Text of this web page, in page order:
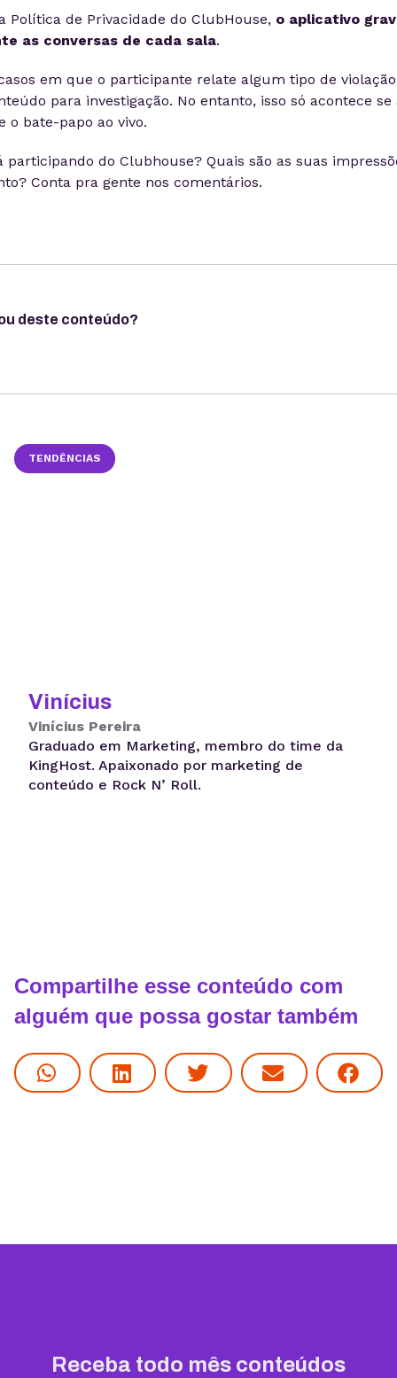
Política de Privacidade do ClubHouse, o aplicativo
as conversas de cada sala.
em que o participante relate algum tipo de
para investigação. No entanto, isso só acontece se
o bate-papo ao vivo.
participando do Clubhouse? Quais são as suas
Conta pra gente nos comentários.
deste conteúdo?
TENDÊNCIAS
Vinícius
Vinícius Pereira
Graduado em Marketing, membro do time da
KingHost. Apaixonado por marketing de
conteúdo e Rock N’ Roll.
Compartilhe esse conteúdo com
alguém que possa gostar também
Receba todo mês conteúdos